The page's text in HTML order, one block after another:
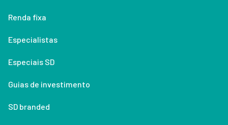
Renda fixa
Especialistas
Especiais SD
Guias de investimento
SD branded